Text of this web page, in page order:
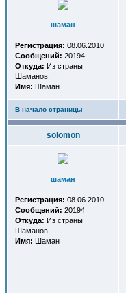
шаман
Регистрация: 08.06.2010
Сообщений: 20194
Откуда: Из страны
Шаманов.
Имя: Шаман
В начало страницы
solomon
шаман
Регистрация: 08.06.2010
Сообщений: 20194
Откуда: Из страны
Шаманов.
Имя: Шаман